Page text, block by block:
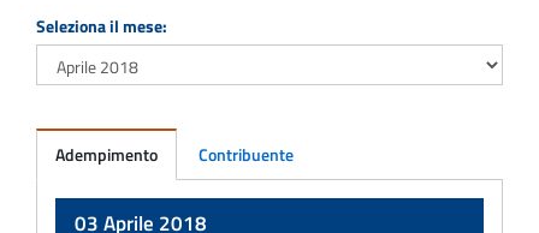
Seleziona il mese:
Adempimento Contribuente
03 Aprile 2018